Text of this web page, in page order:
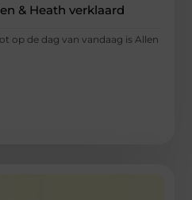
& Heath verklaard
op de dag van vandaag is Allen